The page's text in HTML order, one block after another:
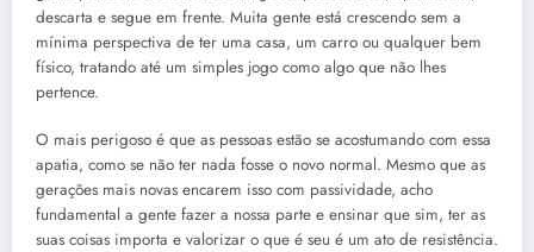
descarta e segue em frente. Muita gente está crescendo sem a
mínima perspectiva de ter uma casa, um carro ou qualquer bem
físico, tratando até um simples jogo como algo que não lhes
pertence.
O mais perigoso é que as pessoas estão se acostumando com essa
apatia, como se não ter nada fosse o novo normal. Mesmo que as
gerações mais novas encarem isso com passividade, acho
fundamental a gente fazer a nossa parte e ensinar que sim, ter as
suas coisas importa e valorizar o que é seu é um ato de resistência.